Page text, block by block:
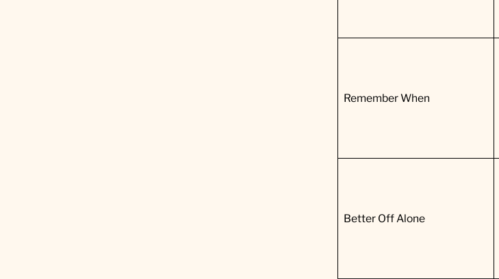
y
0
Remember When
Better Off Alone